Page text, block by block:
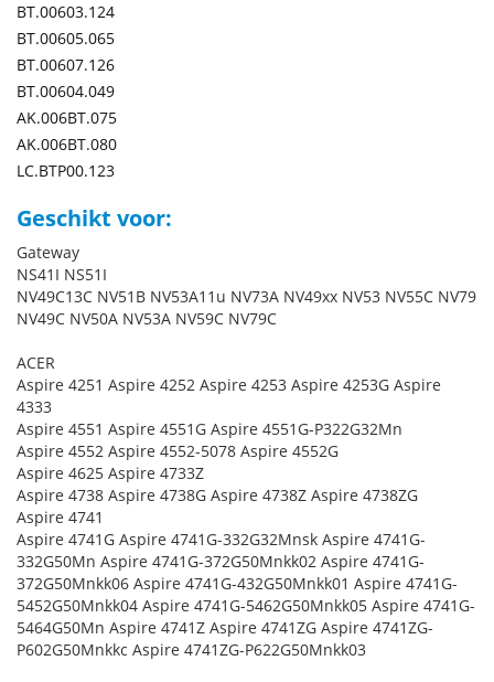
BT.00603.124
BT.00605.065
BT.00607.126
BT.00604.049
AK.006BT.075
AK.006BT.080
LC.BTP00.123
Geschikt voor:
Gateway
NS41I NS51I
NV49C13C NV51B NV53A11u NV73A NV49xx NV53 NV55C NV79
NV49C NV50A NV53A NV59C NV79C
ACER
Aspire 4251 Aspire 4252 Aspire 4253 Aspire 4253G Aspire
4333
Aspire 4551 Aspire 4551G Aspire 4551G-P322G32Mn
Aspire 4552 Aspire 4552-5078 Aspire 4552G
Aspire 4625 Aspire 4733Z
Aspire 4738 Aspire 4738G Aspire 4738Z Aspire 4738ZG
Aspire 4741
Aspire 4741G Aspire 4741G-332G32Mnsk Aspire 4741G-
332G50Mn Aspire 4741G-372G50Mnkk02 Aspire 4741G-
372G50Mnkk06 Aspire 4741G-432G50Mnkk01 Aspire 4741G-
5452G50Mnkk04 Aspire 4741G-5462G50Mnkk05 Aspire 4741G-
5464G50Mn Aspire 4741Z Aspire 4741ZG Aspire 4741ZG-
P602G50Mnkkc Aspire 4741ZG-P622G50Mnkk03